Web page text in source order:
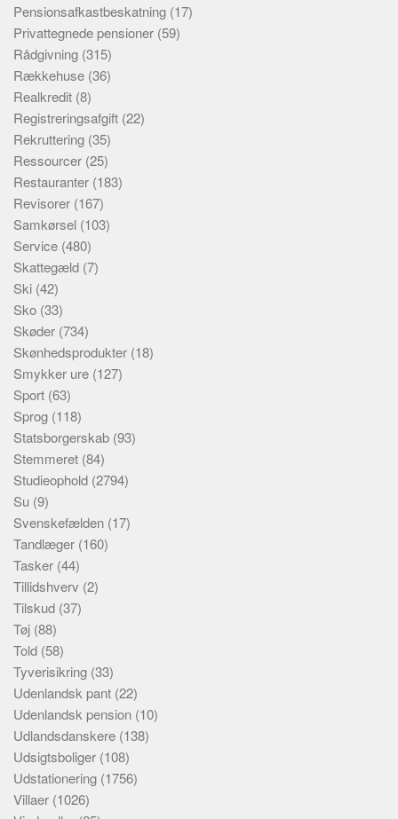
Pensionsafkastbeskatning (17)
Privattegnede pensioner (59)
Rådgivning (315)
Rækkehuse (36)
Realkredit (8)
Registreringsafgift (22)
Rekruttering (35)
Ressourcer (25)
Restauranter (183)
Revisorer (167)
Samkørsel (103)
Service (480)
Skattegæld (7)
Ski (42)
Sko (33)
Skøder (734)
Skønhedsprodukter (18)
Smykker ure (127)
Sport (63)
Sprog (118)
Statsborgerskab (93)
Stemmeret (84)
Studieophold (2794)
Su (9)
Svenskefælden (17)
Tandlæger (160)
Tasker (44)
Tillidshverv (2)
Tilskud (37)
Tøj (88)
Told (58)
Tyverisikring (33)
Udenlandsk pant (22)
Udenlandsk pension (10)
Udlandsdanskere (138)
Udsigtsboliger (108)
Udstationering (1756)
Villaer (1026)